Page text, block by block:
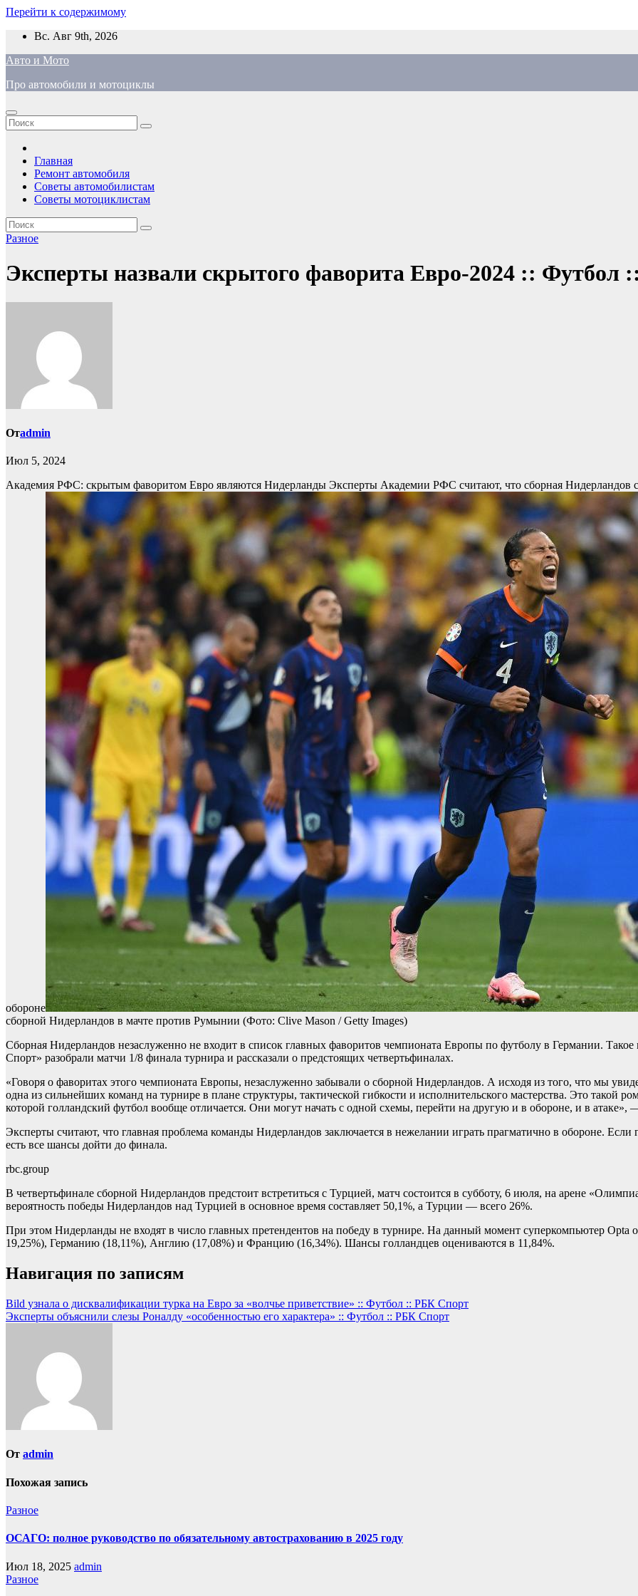
Перейти к содержимому
Вс. Авг 9th, 2026
Авто и Мото
Про автомобили и мотоциклы
Главная
Ремонт автомобиля
Советы автомобилистам
Советы мотоциклистам
Разное
Эксперты назвали скрытого фаворита Евро-2024 ::
Отadmin
Июл 5, 2024
Академия РФС: скрытым фаворитом Евро являются Нидерланды Эксперты Академии РФС считают, что сборная Нидерландов
обороне
сборной Нидерландов в мачте против Румынии (Фото: Clive Mason / Getty Images)
Сборная Нидерландов незаслуженно не входит в список главных фаворитов чемпионата Европы по футболу в Германии.
Спорт» разобрали матчи 1/8 финала турнира и рассказали о предстоящих четвертьфиналах.
«Говоря о фаворитах этого чемпионата Европы, незаслуженно забывали о сборной Нидерландов. А исходя из того, что мы
одна из сильнейших команд на турнире в плане структуры, тактической гибкости и исполнительского мастерства. Это такой
которой голландский футбол вообще отличается. Они могут начать с одной схемы, перейти на другую и в обороне, и в
Эксперты считают, что главная проблема команды Нидерландов заключается в нежелании играть прагматично в обороне. Если
есть все шансы дойти до финала.
rbc.group
В четвертьфинале сборной Нидерландов предстоит встретиться с Турцией, матч состоится в субботу, 6 июля, на арене
вероятность победы Нидерландов над Турцией в основное время составляет 50,1%, а Турции — всего 26%.
При этом Нидерланды не входят в число главных претендентов на победу в турнире. На данный момент суперкомпьютер
19,25%), Германию (18,11%), Англию (17,08%) и Францию (16,34%). Шансы голландцев оцениваются в 11,84%.
Навигация по записям
Bild узнала о дисквалификации турка на Евро за «волчье приветствие» :: Футбол :: РБК Спорт
Эксперты объяснили слезы Роналду «особенностью его характера» :: Футбол :: РБК Спорт
От admin
Похожая запись
Разное
ОСАГО: полное руководство по обязательному автострахованию в 2025 году
Июл 18, 2025 admin
Разное